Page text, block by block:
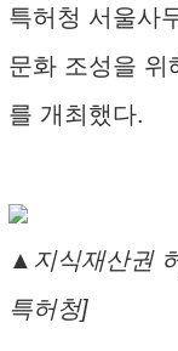
특허청 서울사
문화 조성을 위
를 개최했다.
▲지식재산권
특허청]